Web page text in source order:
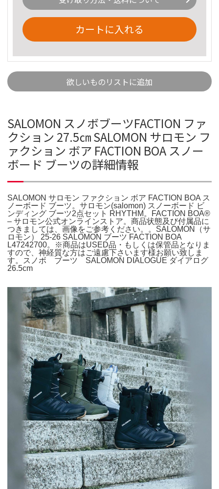
カートに入れる
欲しいものリストに追加
SALOMON スノボブーツFACTION ファ
クション 27.5㎝ SALOMON サロモン フ
ァクション ボア FACTION BOA スノー
ボード ブーツの詳細情報
SALOMON サロモン ファクション ボア FACTION BOA ス
ノーボード ブーツ。サロモン(salomon) スノーボード ビ
ンディング ブーツ2点セット RHYTHM。FACTION BOA®
– サロモン公式オンラインストア。商品状態及び付属品に
つきましては、画像をご参考ください。。SALOMON（サ
ロモン） 25-26 SALOMON ブーツ FACTION BOA
L47242700。※商品はUSED品・もしくは保管品となりま
すので、神経質な方はご遠慮下さいます様お願い致しま
す。スノボ ブーツ SALOMON DIALOGUE ダイアログ
26.5cm